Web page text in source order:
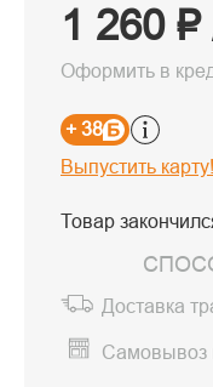
1 260 ₽
Оформить в
+ 38
Выпустить карту!
Товар
Доставка
Самовывоз